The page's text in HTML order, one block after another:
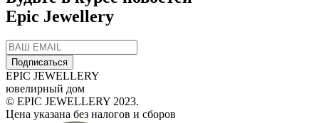
Epic Jewellery
Подписаться
EPIC JEWELLERY
ювелирный дом
© EPIC JEWELLERY 2023.
Цена указана без налогов и сборов